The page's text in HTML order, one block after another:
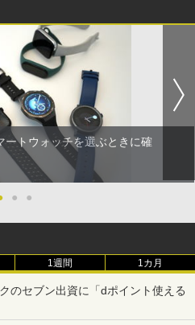
ートウォッチを選ぶときに確
● ●
1週間 1カ月
のセブン出資に「dポイント使える